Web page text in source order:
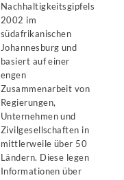
Nachhaltigkeitsgipfels
2002 im
südafrikanischen
Johannesburg und
basiert auf einer
engen
Zusammenarbeit von
Regierungen,
Unternehmen und
Zivilgesellschaften in
mittlerweile über 50
Ländern. Diese legen
Informationen über